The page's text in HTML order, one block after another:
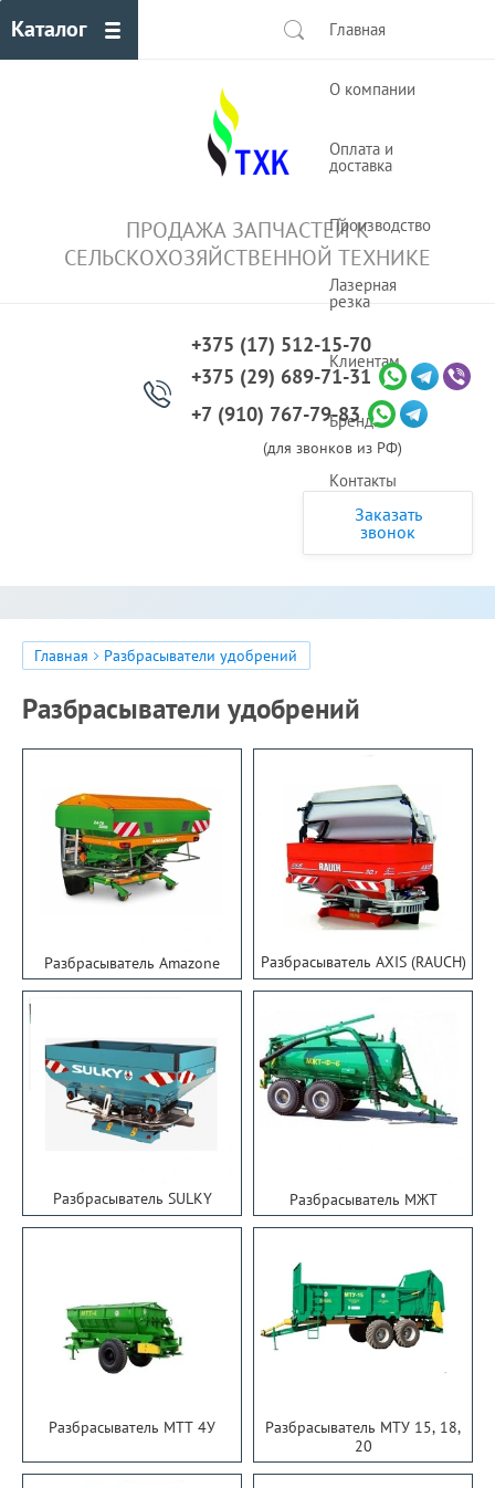
Каталог Главная
О компании
Оплата и
доставка
Производство
Лазерная
резка
Клиентам
Бренды
Контакты
ПРОДАЖА ЗАПЧАСТЕЙ К
СЕЛЬСКОХОЗЯЙСТВЕННОЙ ТЕХНИКЕ
+375 (17) 512-15-70
+375 (29) 689-71-31
+7 (910) 767-79-83
(для звонков из РФ)
Заказать
звонок
Главная Разбрасыватели удобрений
Разбрасыватели удобрений
Разбрасыватель Amazone Разбрасыватель AXIS (RAUCH)
Разбрасыватель SULKY Разбрасыватель МЖТ
Разбрасыватель МТТ 4У
Разбрасыватель МТУ 15, 18,
20